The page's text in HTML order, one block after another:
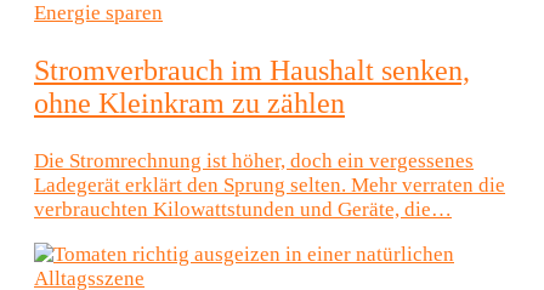
Energie sparen
Stromverbrauch im Haushalt senken,
ohne Kleinkram zu zählen
Die Stromrechnung ist höher, doch ein vergessenes
Ladegerät erklärt den Sprung selten. Mehr verraten die
verbrauchten Kilowattstunden und Geräte, die…